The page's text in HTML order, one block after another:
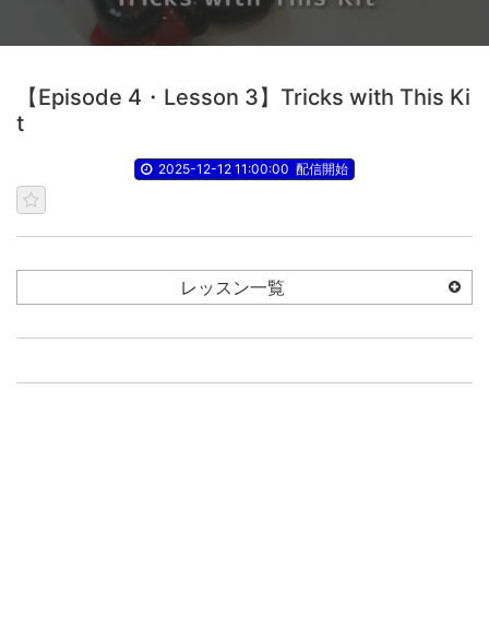
【Episode 4・Lesson 3】Tricks with This Ki
t
2025-12-12 11:00:00 配信開始
レッスン一覧